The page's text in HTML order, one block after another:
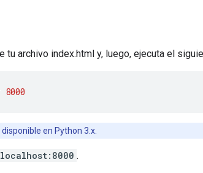
tu archivo index.html y, luego, ejecuta el
8000
en Python 3.x.
localhost:8000 .